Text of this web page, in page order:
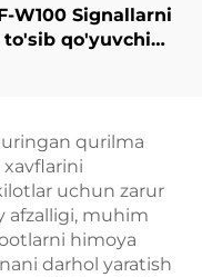
W100 Signallarni
to'sib qo'yuvchi
qurilma
uchun zarur
afzalligi, muhim
himoya
darhol yaratish